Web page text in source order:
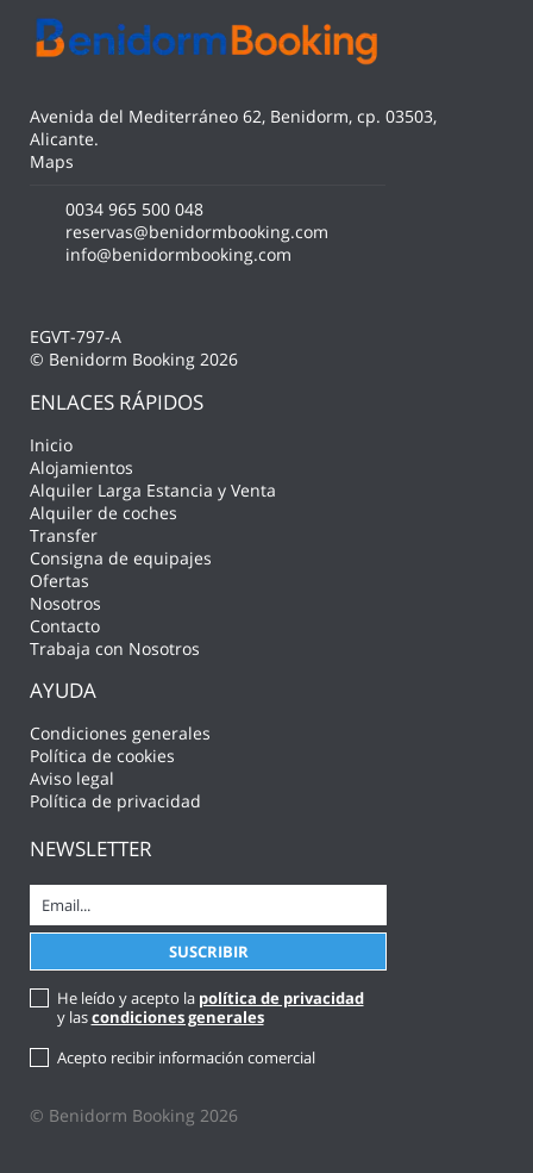
Avenida del Mediterráneo 62, Benidorm, cp. 03503,
Alicante.
Maps
0034 965 500 048
reservas@benidormbooking.com
info@benidormbooking.com
EGVT-797-A
© Benidorm Booking 2026
ENLACES RÁPIDOS
Inicio
Alojamientos
Alquiler Larga Estancia y Venta
Alquiler de coches
Transfer
Consigna de equipajes
Ofertas
Nosotros
Contacto
Trabaja con Nosotros
AYUDA
Condiciones generales
Política de cookies
Aviso legal
Política de privacidad
NEWSLETTER
He leído y acepto la política de privacidad
y lascondiciones generales
Acepto recibir información comercial
© Benidorm Booking 2026